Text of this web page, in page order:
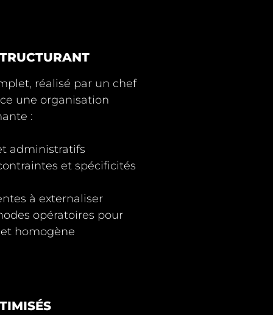
réalisé par un chef
une organisation
:
administratifs
et spécificités
à externaliser
opératoires pour
homogène